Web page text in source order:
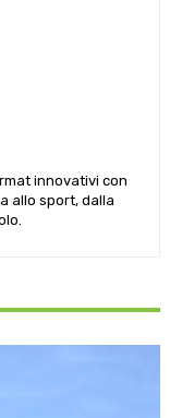
innovativi con
allo sport, dalla